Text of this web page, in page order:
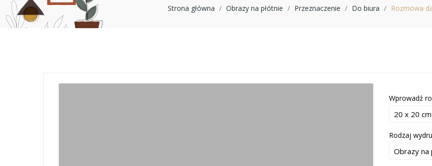
Strona główna Obrazy na płótnie Przeznaczenie Do biura Rozmowa
Wprowadź
Rodzaj